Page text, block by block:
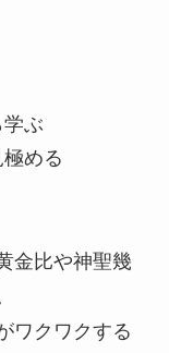
ぶ
める
金比や神聖幾
ワクワクする